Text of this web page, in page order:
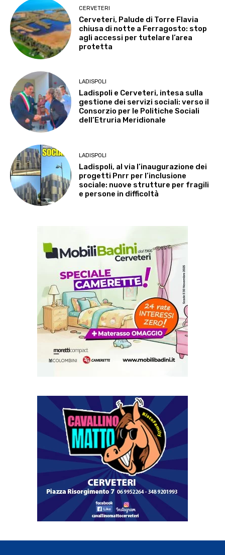
CERVETERI
Cerveteri, Palude di Torre Flavia
chiusa di notte a Ferragosto: stop
agli accessi per tutelare l’area
protetta
LADISPOLI
Ladispoli e Cerveteri, intesa sulla
gestione dei servizi sociali: verso il
Consorzio per le Politiche Sociali
dell’Etruria Meridionale
LADISPOLI
Ladispoli, al via l’inaugurazione dei
progetti Pnrr per l’inclusione
sociale: nuove strutture per fragili
e persone in difficoltà